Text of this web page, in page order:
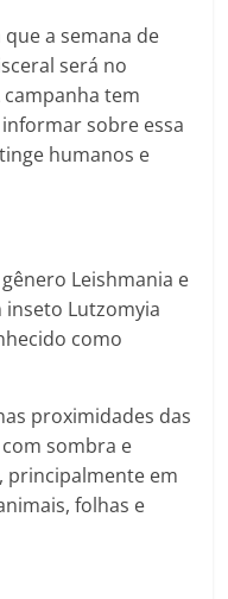
a semana de
será no
campanha tem
sobre essa
humanos e
Leishmania e
Lutzomyia
como
proximidades das
sombra e
principalmente em
folhas e